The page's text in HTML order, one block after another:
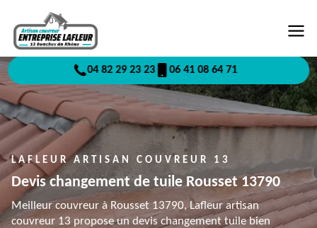
04 82 29 23 23 06 41 08 64 71
LAFLEUR ARTISAN COUVREUR 13
Devis changement de tuile Rousset 13790
Meilleur couvreur à Rousset 13790, Lafleur artisan
couvreur 13 propose un devis changement tuile bien